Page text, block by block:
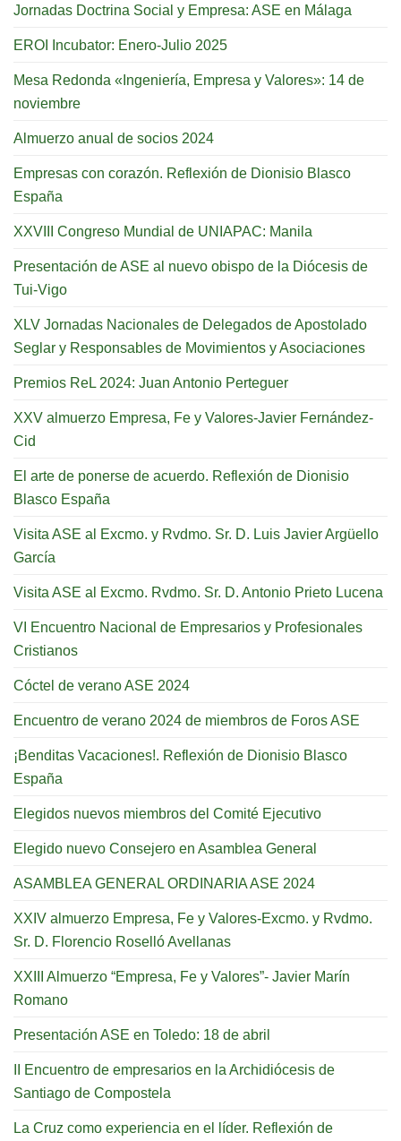
Jornadas Doctrina Social y Empresa: ASE en Málaga
EROI Incubator: Enero-Julio 2025
Mesa Redonda «Ingeniería, Empresa y Valores»: 14 de
noviembre
Almuerzo anual de socios 2024
Empresas con corazón. Reflexión de Dionisio Blasco
España
XXVIII Congreso Mundial de UNIAPAC: Manila
Presentación de ASE al nuevo obispo de la Diócesis de
Tui-Vigo
XLV Jornadas Nacionales de Delegados de Apostolado
Seglar y Responsables de Movimientos y Asociaciones
Premios ReL 2024: Juan Antonio Perteguer
XXV almuerzo Empresa, Fe y Valores-Javier Fernández-
Cid
El arte de ponerse de acuerdo. Reflexión de Dionisio
Blasco España
Visita ASE al Excmo. y Rvdmo. Sr. D. Luis Javier Argüello
García
Visita ASE al Excmo. Rvdmo. Sr. D. Antonio Prieto Lucena
VI Encuentro Nacional de Empresarios y Profesionales
Cristianos
Cóctel de verano ASE 2024
Encuentro de verano 2024 de miembros de Foros ASE
¡Benditas Vacaciones!. Reflexión de Dionisio Blasco
España
Elegidos nuevos miembros del Comité Ejecutivo
Elegido nuevo Consejero en Asamblea General
ASAMBLEA GENERAL ORDINARIA ASE 2024
XXIV almuerzo Empresa, Fe y Valores-Excmo. y Rvdmo.
Sr. D. Florencio Roselló Avellanas
XXIII Almuerzo “Empresa, Fe y Valores”- Javier Marín
Romano
Presentación ASE en Toledo: 18 de abril
II Encuentro de empresarios en la Archidiócesis de
Santiago de Compostela
La Cruz como experiencia en el líder. Reflexión de